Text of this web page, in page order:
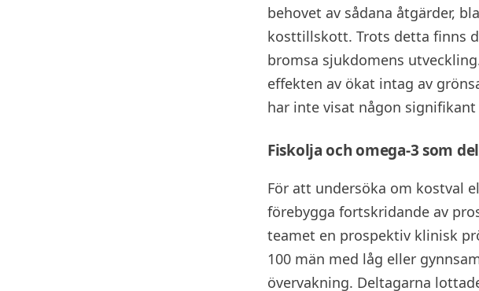
behovet av sådana åtgärder,
kosttillskott. Trots detta finns
bromsa sjukdomens
effekten av ökat intag av
har inte visat någon
Fiskolja och omega-3 som
För att undersöka om kostval
förebygga fortskridande av
teamet en prospektiv klinisk
100 män med låg eller
övervakning. Deltagarna